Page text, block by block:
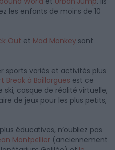
les enfants de moins de 10
Out et Mad Monkey sont
sports variés et activités plus
Break à Baillargues est ce
ski, casque de réalité virtuelle,
de jeux pour les plus petits,
éducatives, n’oubliez pas
Montpellier (anciennement